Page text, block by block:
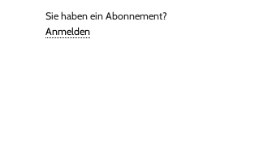
Sie haben ein Abonnement?
Anmelden